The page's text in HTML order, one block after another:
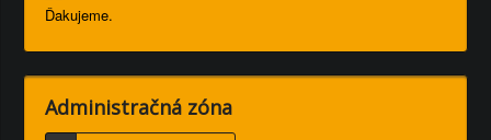
Ďakujeme.
Administračná zóna